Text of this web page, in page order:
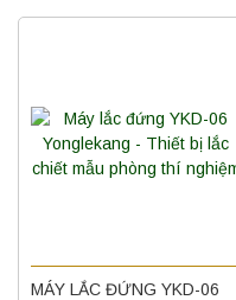
MÁY LẮC ĐỨNG YKD-06